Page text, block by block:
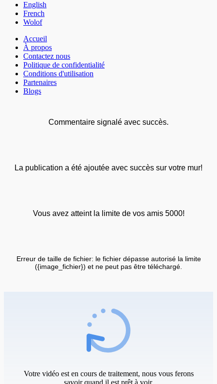
English
French
Wolof
Accueil
À propos
Contactez nous
Politique de confidentialité
Conditions d'utilisation
Partenaires
Blogs
Commentaire signalé avec succès.
La publication a été ajoutée avec succès sur votre mur!
Vous avez atteint la limite de vos amis 5000!
Erreur de taille de fichier: le fichier dépasse autorisé la limite
({image_fichier}) et ne peut pas être téléchargé.
Votre vidéo est en cours de traitement, nous vous ferons